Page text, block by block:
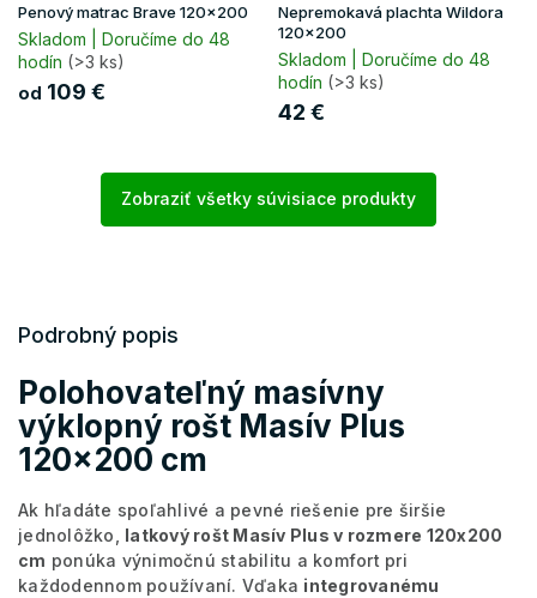
Penový matrac Brave 120x200
Skladom | Doručíme do 48
hodín (>3 ks)
od 109 €
Nepremokavá plachta Wildora
120x200
Skladom | Doručíme do 48
hodín (>3 ks)
42 €
Zobraziť všetky súvisiace produkty
Podrobný popis
Polohovateľný masívny
výklopný rošt Masív Plus
120x200 cm
Ak hľadáte spoľahlivé a pevné riešenie pre širšie
jednolôžko, latkový rošt Masív Plus v rozmere 120x200
cm ponúka výnimočnú stabilitu a komfort pri
každodennom používaní. Vďaka integrovanému